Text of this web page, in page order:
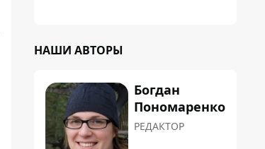
НАШИ АВТОРЫ
Богдан
Пономаренко
РЕДАКТОР